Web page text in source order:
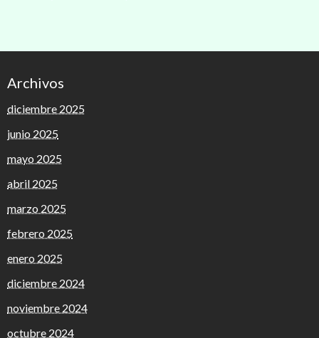
Archivos
diciembre 2025
junio 2025
mayo 2025
abril 2025
marzo 2025
febrero 2025
enero 2025
diciembre 2024
noviembre 2024
octubre 2024